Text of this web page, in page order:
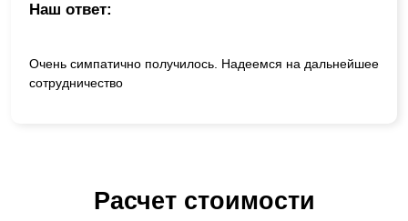
Наш ответ:
Очень симпатично получилось. Надеемся на дальнейшее
сотрудничество
Расчет стоимости